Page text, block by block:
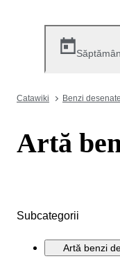
Catawiki Benzi
Artă
Subcategorii
Artă benzi